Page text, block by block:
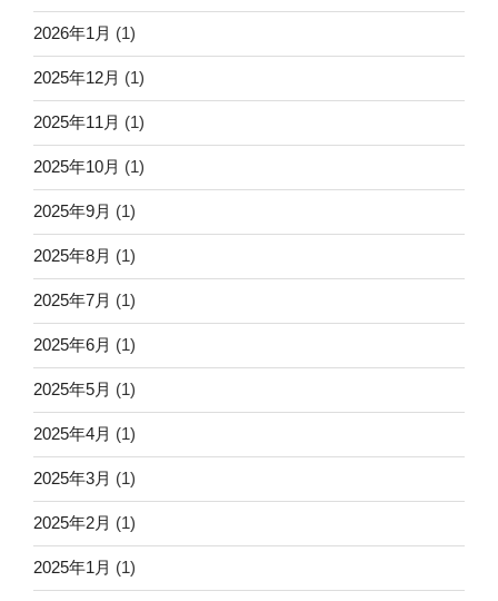
2026年1月 (1)
2025年12月 (1)
2025年11月 (1)
2025年10月 (1)
2025年9月 (1)
2025年8月 (1)
2025年7月 (1)
2025年6月 (1)
2025年5月 (1)
2025年4月 (1)
2025年3月 (1)
2025年2月 (1)
2025年1月 (1)